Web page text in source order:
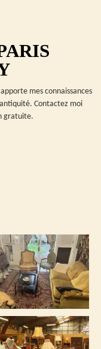
mes connaissances
Contactez moi
gratuite.